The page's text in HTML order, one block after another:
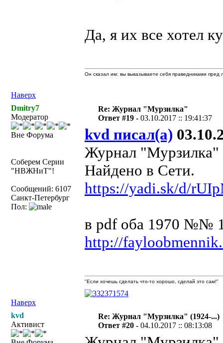
Да, я их все хотел
Наверх
Он сказал им: вы выказываете себя праведниками
Dmitry7
Модератор
Вне Форума
Соберем Серии
"НВЖНиТ"!
Сообщений: 6107
Санкт-Петербург
Пол:
Re: Журнал "Мурзилка"
Ответ #19 -03.10.2017 :: 19:41:37
kvd писал(а)
Журнал "Мурзилка"
Найдено в Сети.
https://yadi.sk/d/
в pdf оба 1970 №№
http://
Наверх
"Если хочешь сделать что-то хорошо, сделай это сам!"
kvd
Активист
Re: Журнал "Мурзилка" (1924-...)
Ответ #20 -04.10.2017 :: 08:13:08